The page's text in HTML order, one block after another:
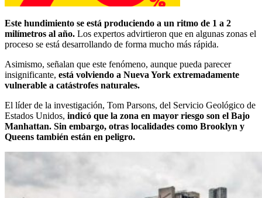
Este hundimiento se está produciendo a un ritmo de 1 a 2
milímetros al año. Los expertos advirtieron que en algunas zonas el
proceso se está desarrollando de forma mucho más rápida.
Asimismo, señalan que este fenómeno, aunque pueda parecer
insignificante, está volviendo a Nueva York extremadamente
vulnerable a catástrofes naturales.
El líder de la investigación, Tom Parsons, del Servicio Geológico de
Estados Unidos, indicó que la zona en mayor riesgo son el Bajo
Manhattan. Sin embargo, otras localidades como Brooklyn y
Queens también están en peligro.